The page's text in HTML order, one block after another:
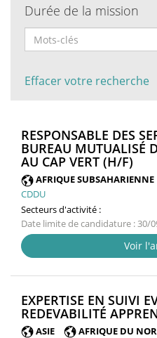
Durée de la mission
Effacer votre recherche
RESPONSABLE DES
BUREAU MUTUALISÉ
AU CAP VERT (H/F)
AFRIQUE SUBSAHARIENNE
CDDU
Secteurs d'activité :
Date limite de candidature : 30/
Voir
EXPERTISE EN SUIVI
REDEVABILITÉ
ASIE
AFRIQUE DU